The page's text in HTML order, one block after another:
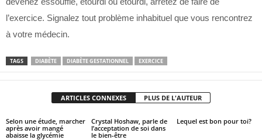
l’exercice. Signalez tout problème inhabituel que vous rencontrez
à votre médecin.
TAGS DIABÈTE DIABÈTE GESTATIONNEL EXERCICE
ARTICLES CONNEXES PLUS DE L'AUTEUR
Selon une étude, marcher
après avoir mangé
abaisse la glycémie
Crystal Hoshaw, parle de
l’acceptation de soi dans
le bien-être
Lequel est bon pour toi?